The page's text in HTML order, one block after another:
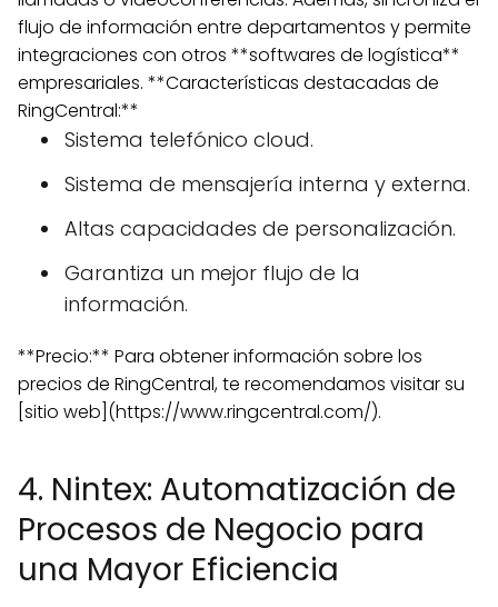
flujo de información entre departamentos y permite
integraciones con otros **softwares de logística**
empresariales. **Características destacadas de
RingCentral:**
Sistema telefónico cloud.
Sistema de mensajería interna y externa.
Altas capacidades de personalización.
Garantiza un mejor flujo de la
información.
**Precio:** Para obtener información sobre los
precios de RingCentral, te recomendamos visitar su
[sitio web](https://www.ringcentral.com/).
4. Nintex: Automatización de
Procesos de Negocio para
una Mayor Eficiencia